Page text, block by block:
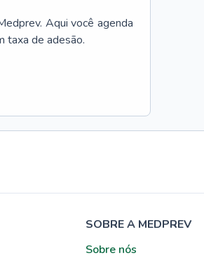
Aqui você agenda
taxa de adesão.
SOBRE A MEDPREV
Sobre nós